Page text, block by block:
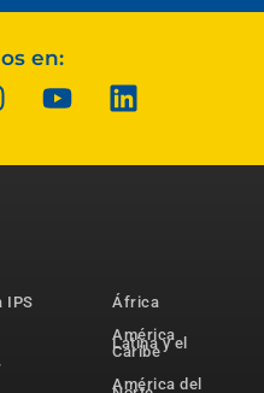
en:
IPS
África
América
Latina y el
Caribe
América del